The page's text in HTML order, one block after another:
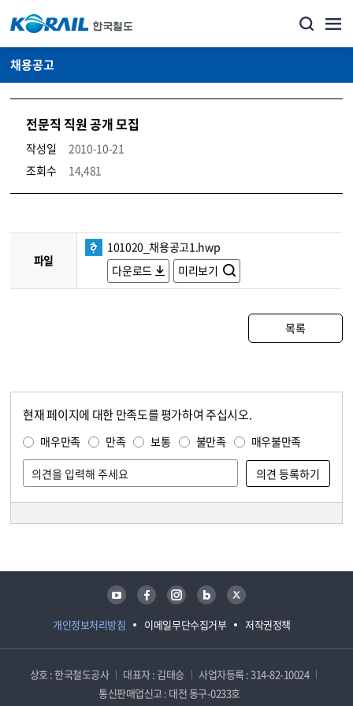
채용공고
전문직 직원 공개 모집
작성일
2010-10-21
조회수
14,481
코레일소개_경영공시_채용공고 상세보기 – 내용, 파일, 담당자 연락처로 구성
파일
101020_채용공고1.hwp
다운로드
미리보기
목록
현재 페이지에 대한 만족도를 평가하여 주십시오.
매우만족 만족 보통 불만족 매우불만족
개인정보처리방침 이메일무단수집거부 저작권정책
유튜브 페이스북 인스타그램 블로그 트위터
상호 : 한국철도공사 대표자 : 김태승
사업자등록 : 314-82-10024
통신판매업신고 : 대전 동구-0233호